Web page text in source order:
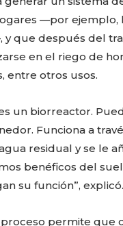
—por ejemplo,
y que después del
en el riego de
entre otros usos.
un biorreactor.
Funciona a
residual y se le
benéficos del
su función”, explicó.
permite que